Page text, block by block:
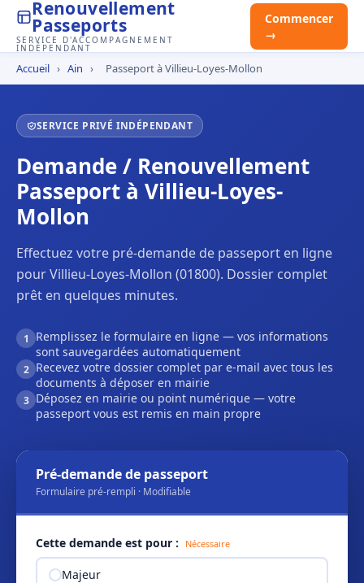
Renouvellement
Passeports
SERVICE D'ACCOMPAGNEMENT
INDÉPENDANT
Commencer
→
Accueil › Ain › Passeport à Villieu-Loyes-Mollon
SERVICE PRIVÉ INDÉPENDANT
Demande / Renouvellement
Passeport à Villieu-Loyes-
Mollon
Effectuez votre pré-demande de passeport en ligne
pour Villieu-Loyes-Mollon (01800). Dossier complet
prêt en quelques minutes.
1
Remplissez le formulaire en ligne — vos informations
sont sauvegardées automatiquement
2 Recevez votre dossier complet par e-mail avec tous les
documents à déposer en mairie
3 Déposez en mairie ou point numérique — votre
passeport vous est remis en main propre
Pré-demande de passeport
Formulaire pré-rempli · Modifiable
Cette demande est pour : Nécessaire
Majeur